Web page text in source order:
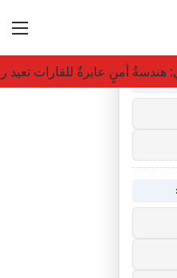
أمنٍ عابرةٌ للقارات تعيد